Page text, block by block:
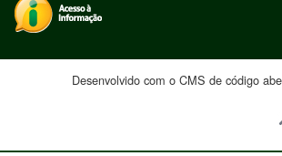
Desenvolvido com o CMS de código